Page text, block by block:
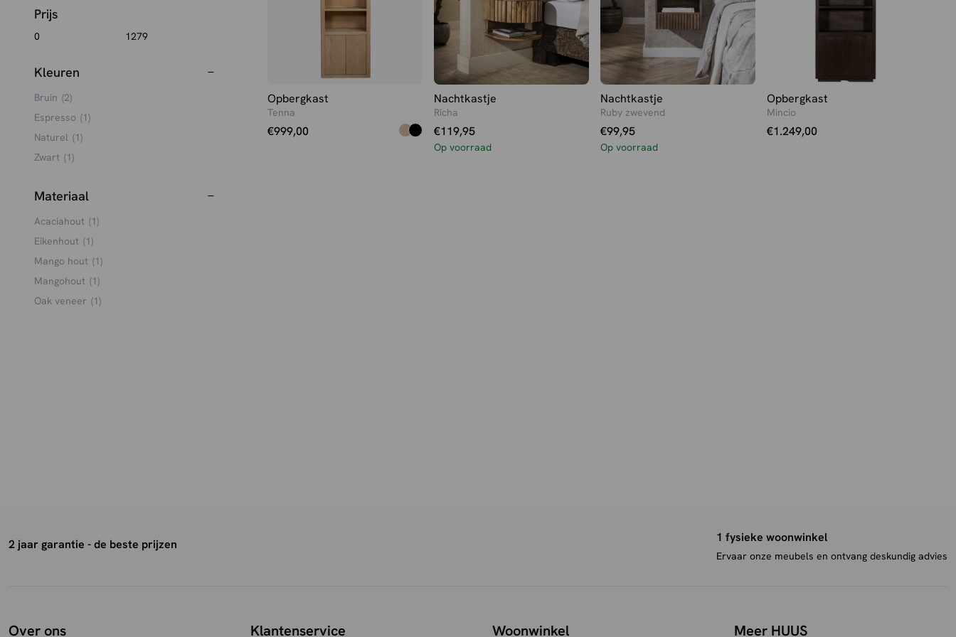
Prijs
Kleuren
Bruin (2)
Espresso (1)
Naturel (1)
Zwart (1)
Materiaal
Acaciahout (1)
Eikenhout (1)
Mango hout (1)
Mangohout (1)
Oak veneer (1)
Opbergkast
Tenna
€999,00
Nachtkastje
Richa
€119,95
Op voorraad
Nachtkastje
Ruby zwevend
€99,95
Op voorraad
Opbergkast
Mincio
€1.249,00
2 jaar garantie - de beste prijzen 1 fysieke woonwinkel
Ervaar onze meubels en ontvang deskundig advies
Over ons Klantenservice Woonwinkel Meer HUUS